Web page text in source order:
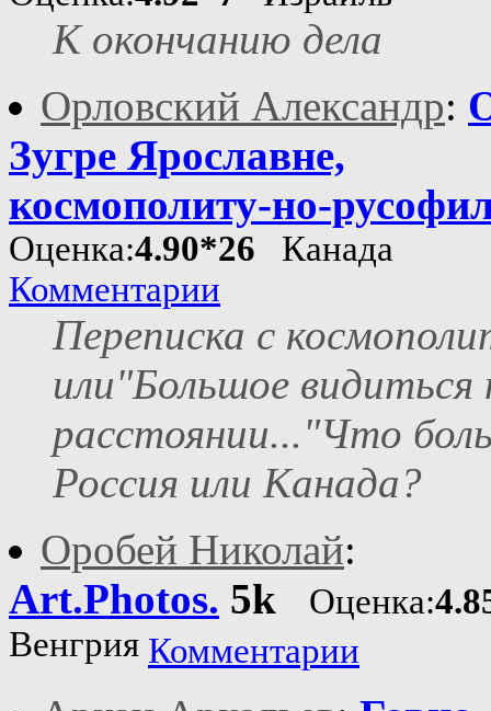
К окончанию дела
Орловский Александр:
Зугре Ярославне,
космополиту-но-
Оценка:4.90*26 Канада
Комментарии
Переписка с
или"Большое видиться
расстоянии..."Что
Россия или Канада?
Оробей Николай:
Art.Photos. 5k Оценка:
Венгрия Комментарии